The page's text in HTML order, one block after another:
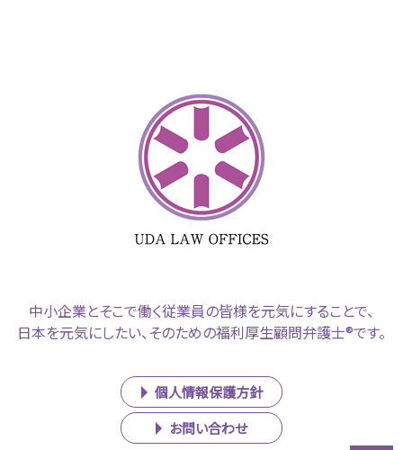
中小企業とそこで働く従業員の皆様を元気にすることで、
日本を元気にしたい、そのための福利厚生顧問弁護士®です。
個人情報保護方針
お問い合わせ